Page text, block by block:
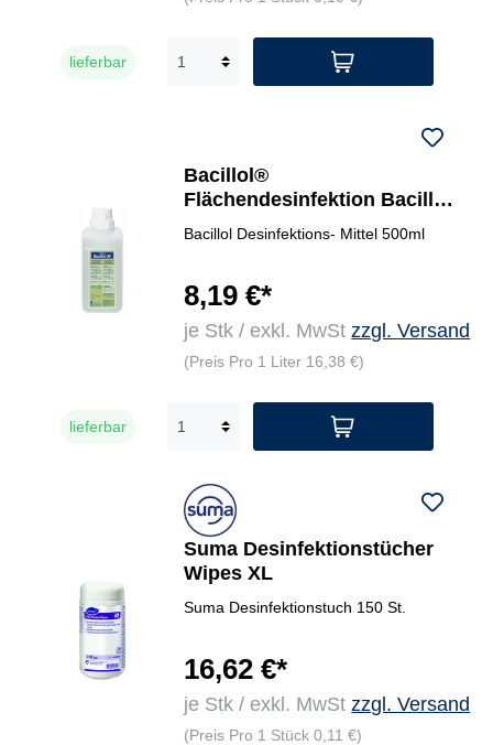
lieferbar
Bacillol®
Flächendesinfektion Bacillol
AF
Bacillol Desinfektions- Mittel 500ml
8,19 €*
je Stk / exkl. MwStzzgl. Versand
(Preis Pro 1 Liter 16,38 €)
lieferbar
Suma Desinfektionstücher
Wipes XL
Suma Desinfektionstuch 150 St.
16,62 €*
je Stk / exkl. MwStzzgl. Versand
(Preis Pro 1 Stück 0,11 €)